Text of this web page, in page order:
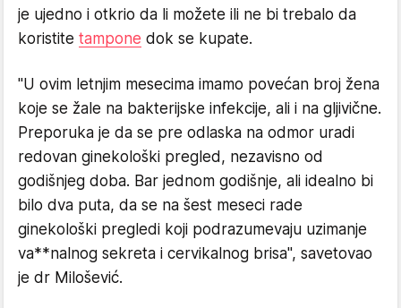
je ujedno i otkrio da li možete ili ne bi trebalo da
koristite tampone dok se kupate.
"U ovim letnjim mesecima imamo povećan broj žena
koje se žale na bakterijske infekcije, ali i na gljivične.
Preporuka je da se pre odlaska na odmor uradi
redovan ginekološki pregled, nezavisno od
godišnjeg doba. Bar jednom godišnje, ali idealno bi
bilo dva puta, da se na šest meseci rade
ginekološki pregledi koji podrazumevaju uzimanje
va**nalnog sekreta i cervikalnog brisa", savetovao
je dr Milošević.